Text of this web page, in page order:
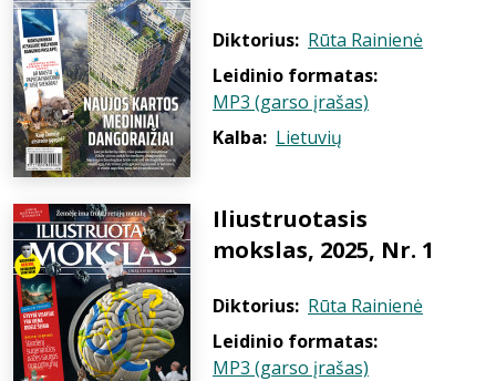
Diktorius: Rūta Rainienė
Leidinio formatas:
MP3 (garso įrašas)
Kalba: Lietuvių
Iliustruotasis
mokslas, 2025, Nr. 1
Diktorius: Rūta Rainienė
Leidinio formatas:
MP3 (garso įrašas)